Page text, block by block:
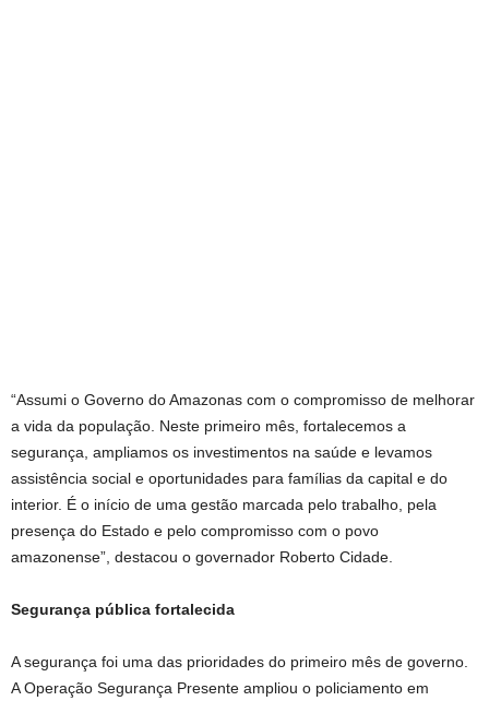
“Assumi o Governo do Amazonas com o compromisso de melhorar
a vida da população. Neste primeiro mês, fortalecemos a
segurança, ampliamos os investimentos na saúde e levamos
assistência social e oportunidades para famílias da capital e do
interior. É o início de uma gestão marcada pelo trabalho, pela
presença do Estado e pelo compromisso com o povo
amazonense”, destacou o governador Roberto Cidade.
Segurança pública fortalecida
A segurança foi uma das prioridades do primeiro mês de governo.
A Operação Segurança Presente ampliou o policiamento em